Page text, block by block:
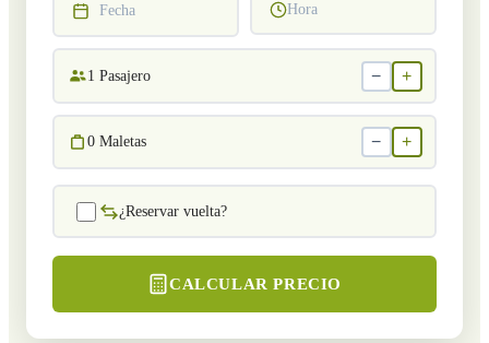
Fecha Hora
1 Pasajero − +
0 Maletas − +
¿Reservar vuelta?
CALCULAR PRECIO